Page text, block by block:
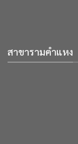
สาขารามคำแหง